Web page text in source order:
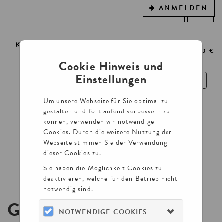
Cookie Hinweis und
Einstellungen
Um unsere Webseite für Sie optimal zu
gestalten und fortlaufend verbessern zu
können, verwenden wir notwendige
Cookies. Durch die weitere Nutzung der
Webseite stimmen Sie der Verwendung
dieser Cookies zu.
Sie haben die Möglichkeit Cookies zu
deaktivieren, welche für den Betrieb nicht
notwendig sind.
NOTWENDIGE COOKIES
WARENKORB
0,00 €
ANMELDEN
TICKETS
FÜHRUNGEN
GUTSCHEINE
VORTRÄGE UND LESUNGEN
GAST ZUGANG